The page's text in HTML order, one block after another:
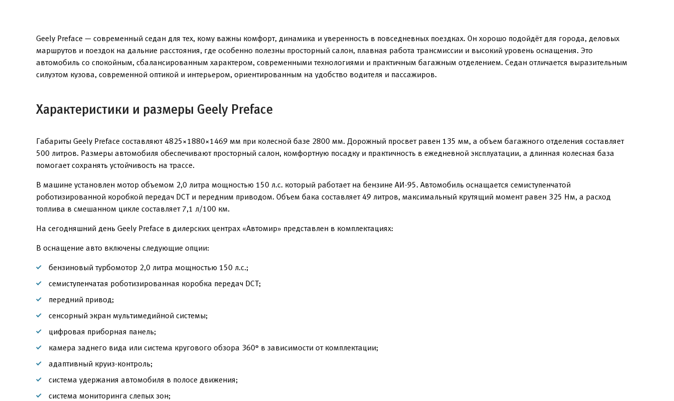
Geely Preface — современный седан для тех, кому важны комфорт, динамика и уверенность в повседневных поездках. Он хорошо подойдёт для города, деловых
маршрутов и поездок на дальние расстояния, где особенно полезны просторный салон, плавная работа трансмиссии и высокий уровень оснащения. Это
автомобиль со спокойным, сбалансированным характером, современными технологиями и практичным багажным отделением. Седан отличается выразительным
силуэтом кузова, современной оптикой и интерьером, ориентированным на удобство водителя и пассажиров.
Характеристики и размеры Geely Preface
Габариты Geely Preface составляют 4825×1880×1469 мм при колесной базе 2800 мм. Дорожный просвет равен 135 мм, а объем багажного отделения составляет
500 литров. Размеры автомобиля обеспечивают просторный салон, комфортную посадку и практичность в ежедневной эксплуатации, а длинная колесная база
помогает сохранять устойчивость на трассе.
В машине установлен мотор объемом 2,0 литра мощностью 150 л.с. который работает на бензине АИ-95. Автомобиль оснащается семиступенчатой
роботизированной коробкой передач DCT и передним приводом. Объем бака составляет 49 литров, максимальный крутящий момент равен 325 Нм, а расход
топлива в смешанном цикле составляет 7,1 л/100 км.
На сегодняшний день Geely Preface в дилерских центрах «Автомир» представлен в комплектациях:
В оснащение авто включены следующие опции:
бензиновый турбомотор 2,0 литра мощностью 150 л.с.;
семиступенчатая роботизированная коробка передач DCT;
передний привод;
сенсорный экран мультимедийной системы;
цифровая приборная панель;
камера заднего вида или система кругового обзора 360° в зависимости от комплектации;
адаптивный круиз-контроль;
система удержания автомобиля в полосе движения;
система мониторинга слепых зон;